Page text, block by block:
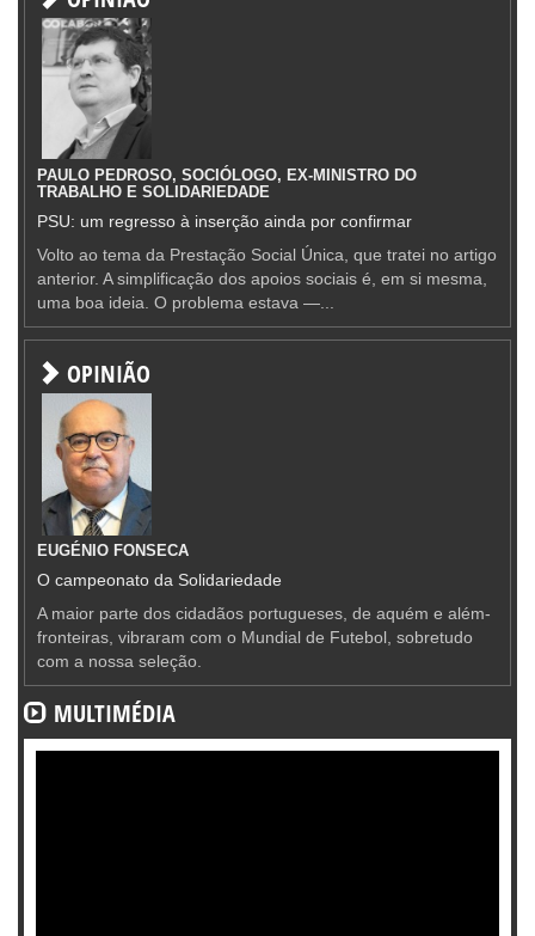
PAULO PEDROSO, SOCIÓLOGO, EX-MINISTRO DO
TRABALHO E SOLIDARIEDADE
PSU: um regresso à inserção ainda por confirmar
Volto ao tema da Prestação Social Única, que tratei no artigo
anterior. A simplificação dos apoios sociais é, em si mesma,
uma boa ideia. O problema estava —...
OPINIÃO
EUGÉNIO FONSECA
O campeonato da Solidariedade
A maior parte dos cidadãos portugueses, de aquém e além-
fronteiras, vibraram com o Mundial de Futebol, sobretudo
com a nossa seleção.
MULTIMÉDIA